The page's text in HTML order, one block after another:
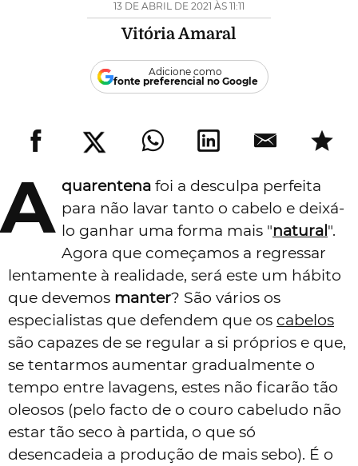
13 DE ABRIL DE 2021 ÀS 11:11
Vitória Amaral
Adicione como
fonte preferencial no Google
A quarentena foi a desculpa perfeita
para não lavar tanto o cabelo e deixá-
lo ganhar uma forma mais "natural".
Agora que começamos a regressar
lentamente à realidade, será este um hábito
que devemos manter? São vários os
especialistas que defendem que os cabelos
são capazes de se regular a si próprios e que,
se tentarmos aumentar gradualmente o
tempo entre lavagens, estes não ficarão tão
oleosos (pelo facto de o couro cabeludo não
estar tão seco à partida, o que só
desencadeia a produção de mais sebo). É o